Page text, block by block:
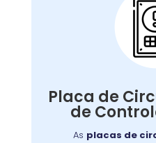
Placa de
de
As placas de
Placa de
Painel
Qualquer falha
de manter a
Nossa equipe
equipada para
problemas